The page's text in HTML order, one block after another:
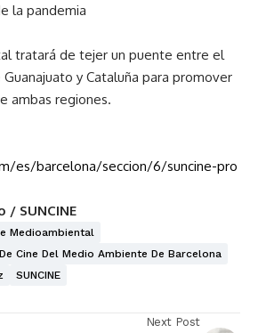
la pandemia
tratará de tejer un puente entre el
y Cataluña para promover
ambas regiones.
es/barcelona/seccion/6/suncine-pro
/ SUNCINE
Medioambiental
Cine Del Medio Ambiente De Barcelona
SUNCINE
Next Post